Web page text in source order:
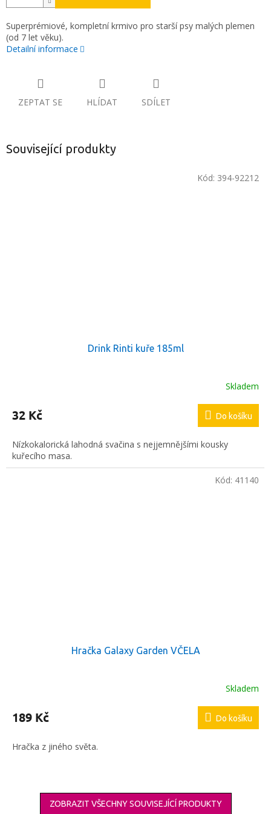
Superprémiové, kompletní krmivo pro starší psy malých plemen
(od 7 let věku).
Detailní informace
ZEPTAT SE HLÍDAT SDÍLET
Související produkty
Drink Rinti kuře 185ml
Skladem
32 Kč Do košíku
Nízkokalorická lahodná svačina s nejjemnějšími kousky
kuřecího masa.
Kód: 394-92212
Hračka Galaxy Garden VČELA
Skladem
189 Kč Do košíku
Hračka z jiného světa.
Kód: 41140
ZOBRAZIT VŠECHNY SOUVISEJÍCÍ PRODUKTY